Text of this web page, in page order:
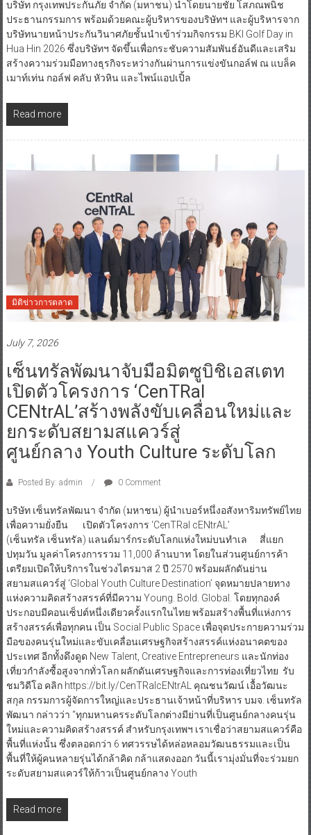
บริษัท กรุงเทพประกันภัย จำกัด (มหาชน) นำโดยนายชัย โสภณพนิช
ประธานกรรมการ พร้อมด้วยคณะผู้บริหารของบริษัทฯ และผู้บริหารจาก
บริษัทนายหน้าประกันวินาศภัยชั้นนำเข้าร่วมกิจกรรม BKI Golf Day in
Hua Hin 2026 ซึ่งบริษัทฯ จัดขึ้นเพื่อกระชับความสัมพันธ์อันดีและเสริม
สร้างความร่วมมือทางธุรกิจระหว่างกันผ่านการแข่งขันกอล์ฟ ณ แบล็ค
เมาท์เท่น กอล์ฟ คลับ หัวหิน และไพน์แอปเปิ้ล
Read more
มิติข่าวการตลาด
July 7, 2026
เซ็นทรัลพัฒนาจับมือมิตซูบิชิเอสเตท
เปิดตัวโครงการ ‘CenTRal
CENtrAL’สร้างพลังขับเคลื่อนใหม่และ
ยกระดับสยามสแควร์สู่
ศูนย์กลาง Youth Culture ระดับโลก
Posted By: admin 0 Comment
บริษัท เซ็นทรัลพัฒนา จำกัด (มหาชน) ผู้นำเบอร์หนึ่งอสังหาริมทรัพย์ไทย
เพื่อความยั่งยืน เปิดตัวโครงการ ‘CenTRal cENtrAL’
(เซ็นทรัล เซ็นทรัล) แลนด์มาร์กระดับโลกแห่งใหม่บนทำเล สี่แยก
ปทุมวัน มูลค่าโครงการรวม 11,000 ล้านบาท โดยในส่วนศูนย์การค้า
เตรียมเปิดให้บริการในช่วงไตรมาส 2 ปี 2570 พร้อมผลักดันย่าน
สยามสแควร์สู่ ‘Global Youth Culture Destination’ จุดหมายปลายทาง
แห่งความคิดสร้างสรรค์ที่มีความ Young. Bold. Global. โดยทุกองค์
ประกอบมีคอนเซ็ปต์หนึ่งเดียวครั้งแรกในไทย พร้อมสร้างพื้นที่แห่งการ
สร้างสรรค์เพื่อทุกคน เป็น Social Public Space เพื่อจุดประกายความร่วม
มือของคนรุ่นใหม่และขับเคลื่อนเศรษฐกิจสร้างสรรค์แห่งอนาคตของ
ประเทศ อีกทั้งดึงดูด New Talent, Creative Entrepreneurs และนักท่อง
เที่ยวกำลังซื้อสูงจากทั่วโลก ผลักดันเศรษฐกิจและการท่องเที่ยวไทย รับ
ชมวิดีโอ คลิก https://bit.ly/CenTRalcENtrAL คุณชนวัฒน์ เอื้อวัฒนะ
สกุล กรรมการผู้จัดการใหญ่และประธานเจ้าหน้าที่บริหาร บมจ. เซ็นทรัล
พัฒนา กล่าวว่า “ทุกมหานครระดับโลกต่างมีย่านที่เป็นศูนย์กลางคนรุ่น
ใหม่และความคิดสร้างสรรค์ สำหรับกรุงเทพฯ เราเชื่อว่าสยามสแควร์คือ
พื้นที่แห่งนั้น ซึ่งตลอดกว่า 6 ทศวรรษได้หล่อหลอมวัฒนธรรมและเป็น
พื้นที่ให้ผู้คนหลายรุ่นได้กล้าคิด กล้าแสดงออก วันนี้เรามุ่งมั่นที่จะร่วมยก
ระดับสยามสแควร์ให้ก้าวเป็นศูนย์กลาง Youth
Read more